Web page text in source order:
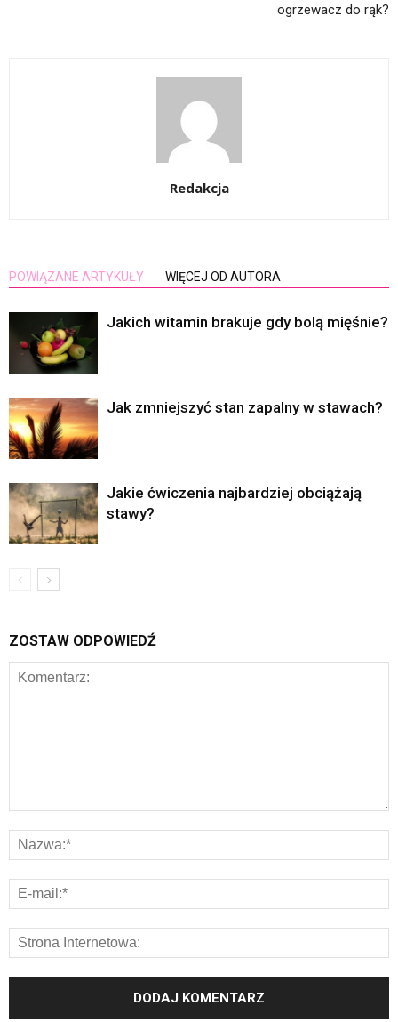
ogrzewacz do rąk?
Redakcja
POWIĄZANE ARTYKUŁY WIĘCEJ OD AUTORA
Jakich witamin brakuje gdy bolą mięśnie?
Jak zmniejszyć stan zapalny w stawach?
Jakie ćwiczenia najbardziej obciążają
stawy?
ZOSTAW ODPOWIEDŹ